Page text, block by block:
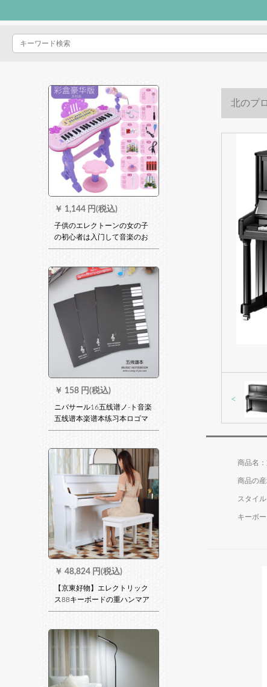
￥ 1,144 円(税込)
子供のエレクトーンの女の子
の初心者は入门して音楽のお
もちゃんの赤ちゃんの多机能
とです。3-6歳の1カラーの箱
の豪华なイホーン版です。
￥ 158 円(税込)
ニバサール16五线谱ノ-ト音楽
五线谱本楽谱本练习本ロゴマ
ク知识デフォで2 mmチェクを
す。メッセージングをお願し
ます。
￥ 48,824 円(税込)
【京東好物】エレクトリック
ス88キーボードの重ハンマア
ールドテストに合格した大人
家庭用演奏級-806全重ハンマ
キー-漆白(椅子付)
北のプ
<
商品名
商品の
スタイ
キーボ